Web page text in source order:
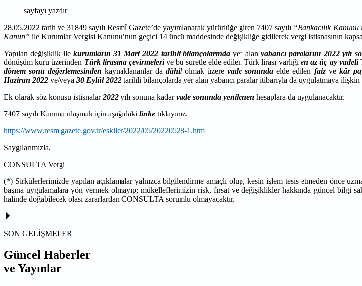
sayfayı yazdır
28.05.2022 tarih ve 31849 sayılı Resmî Gazete’de yayımlanarak yürürlüğe giren 7407 sayılı “Bankacılık
Kanun” ile Kurumlar Vergisi Kanunu’nun geçici 14 üncü maddesinde değişikliğe gidilerek vergi istisnasının
Yapılan değişiklik ilekurumların 31 Mart 2022 tarihli bilançolarındayer alanyabancı paralarını 2022 yılı
dönüşüm kuru üzerinden Türk lirasına çevirmelerive bu suretle elde edilen Türk lirası varlığı en az üç ay vadeli
dönem sonu değerlemesindenkaynaklananlar dadâhilolmak üzerevade sonunda elde edilen faizve kâr
Haziran 2022 ve/veya 30 Eylül 2022 tarihli bilançolarda yer alan yabancı paralar itibarıyla da uygulatmaya
Ek olarak söz konusu istisnalar2022 yılı sonuna kadarvade sonunda yenilenen hesaplara da uygulanacaktır.
7407 sayılı Kanuna ulaşmak için aşağıdaki linke tıklayınız.
https://www.resmigazete.gov.tr/eskiler/2022/05/20220528-1.htm
Saygılarımızla,
CONSULTA Vergi
(*) Sirkülerlerimizde yapılan açıklamalar yalnızca bilgilendirme amaçlı olup, kesin işlem tesis etmeden önce
başına uygulamalara yön vermek olmayıp; mükelleflerimizin risk, fırsat ve değişiklikler hakkında güncel bilgi
halinde doğabilecek olası zararlardan CONSULTA sorumlu olmayacaktır.
SON GELİŞMELER
Güncel Haberler
ve Yayınlar